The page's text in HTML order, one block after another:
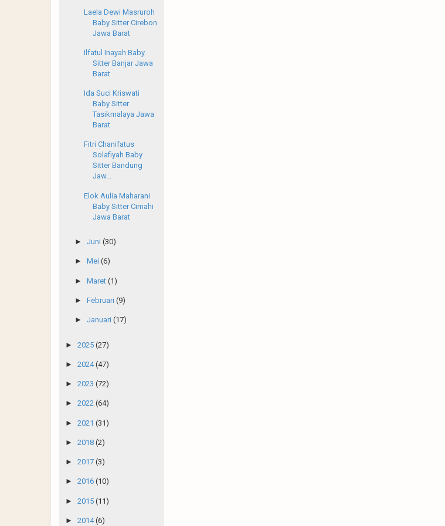
Laela Dewi Masruroh
Baby Sitter Cirebon
Jawa Barat
Ilfatul Inayah Baby
Sitter Banjar Jawa
Barat
Ida Suci Kriswati
Baby Sitter
Tasikmalaya Jawa
Barat
Fitri Chanifatus
Solafiyah Baby
Sitter Bandung
Jaw...
Elok Aulia Maharani
Baby Sitter Cimahi
Jawa Barat
► Juni (30)
► Mei (6)
► Maret (1)
► Februari (9)
► Januari (17)
► 2025 (27)
► 2024(47)
► 2023 (72)
► 2022 (64)
► 2021 (31)
► 2018 (2)
► 2017 (3)
► 2016 (10)
► 2015 (11)
► 2014(6)